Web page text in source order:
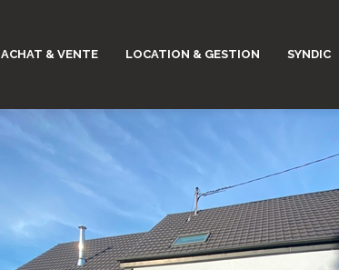
ACHAT & VENTE LOCATION & GESTION SYNDIC